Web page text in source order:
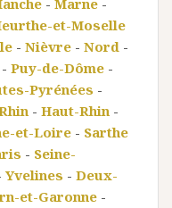
- Marne -
et-Moselle
- Nièvre - Nord -
- Puy-de-Dôme -
Pyrénées -
- Haut-Rhin -
et-Loire - Sarthe
- Seine-
Yvelines - Deux-
et-Garonne -